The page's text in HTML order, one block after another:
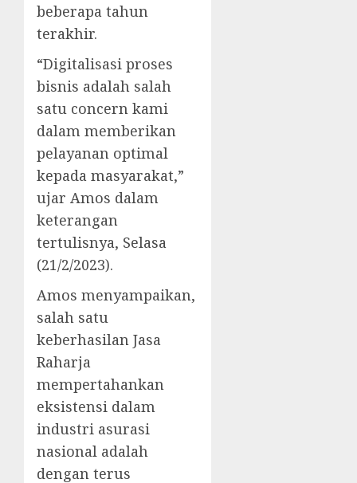
beberapa tahun
terakhir.
“Digitalisasi proses
bisnis adalah salah
satu concern kami
dalam memberikan
pelayanan optimal
kepada masyarakat,”
ujar Amos dalam
keterangan
tertulisnya, Selasa
(21/2/2023).
Amos menyampaikan,
salah satu
keberhasilan Jasa
Raharja
mempertahankan
eksistensi dalam
industri asurasi
nasional adalah
dengan terus